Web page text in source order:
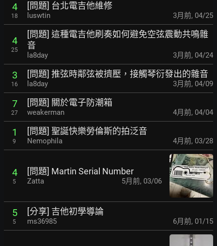
4
18
[問題] 台北電吉他維修
luswtin 3月前, 04/25
4
25
[問題] 這種電吉他刷奏如何避免空弦震動共鳴雜
音
la8day 3月前, 04/24
3
16
[問題] 推弦時鄰弦被擠壓，接觸琴衍發出的雜音
la8day 3月前, 04/09
7
27
[問題] 關於電子防潮箱
weakerman 4月前, 04/04
1
9
[問題] 聖誕快樂勞倫斯的拍泛音
Nemophila 4月前, 03/28
4
5
[問題] Martin Serial Number
Zatta 5月前, 03/06
5
5
[分享] 吉他初學導論
ms36985 6月前, 01/15